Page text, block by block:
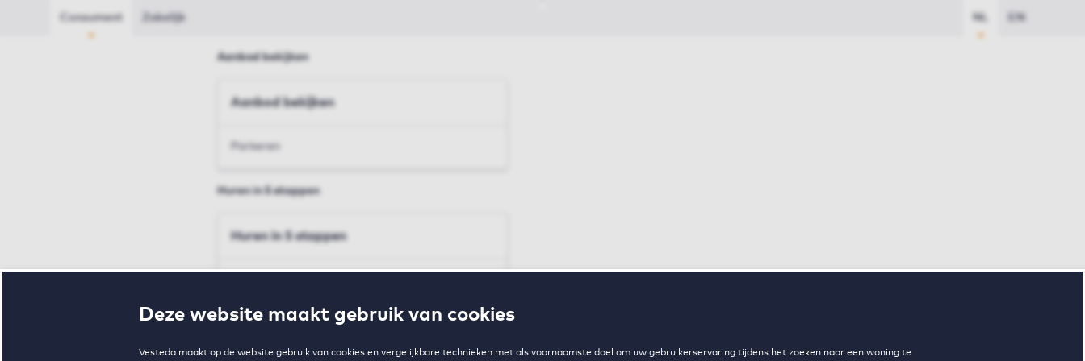
Deze website maakt gebruik van cookies
Vesteda maakt op de website gebruik van cookies en vergelijkbare technieken met als voornaamste doel om uw gebruikerservaring tijdens het zoeken naar een woning te
Consument Zakelijk NL EN
Aanbod bekijken
Aanbod bekijken
Parkeren
Huren in 5 stappen
Huren in 5 stappen
Voorwaarden en toewijzing